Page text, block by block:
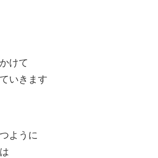
けて
いきます
ように
は